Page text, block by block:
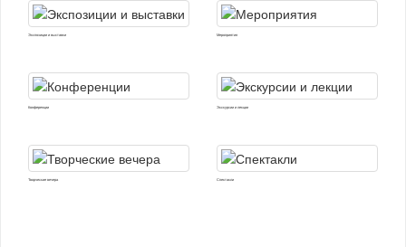
Экспозиции и выставки Мероприятия
Конференции Экскурсии и лекции
Творческие вечера Спектакли